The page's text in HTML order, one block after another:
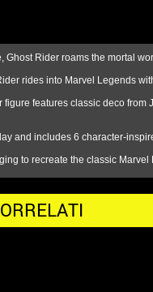
Rider roams the mortal
rides into Marvel Legends
features classic deco
and includes 6 character-
to recreate the classic